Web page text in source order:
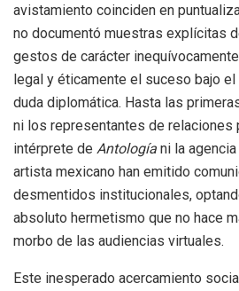
avistamiento coinciden en
no documentó muestras explícitas
gestos de carácter
legal y éticamente el suceso bajo
duda diplomática. Hasta las
ni los representantes de relaciones
intérprete de Antología ni la
artista mexicano han emitido
desmentidos institucionales,
absoluto hermetismo que no hace
morbo de las audiencias virtuales.
Este inesperado acercamiento